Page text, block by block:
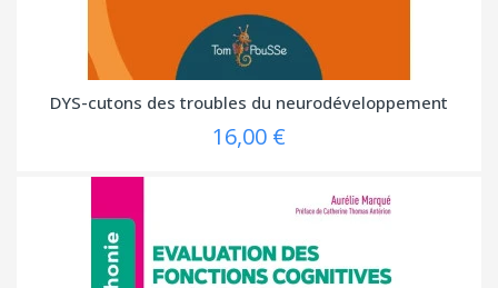
DYS-cutons des troubles du neurodéveloppement
16,00 €